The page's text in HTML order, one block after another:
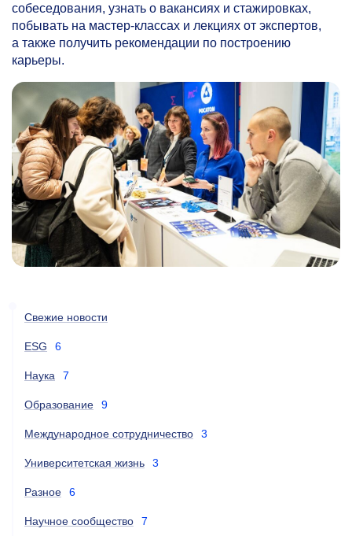
собеседования, узнать о вакансиях и стажировках,
побывать на мастер-классах и лекциях от экспертов,
а также получить рекомендации по построению
карьеры.
Свежие новости
ESG 6
Наука 7
Образование 9
Международное сотрудничество 3
Университетская жизнь 3
Разное 6
Научное сообщество 7